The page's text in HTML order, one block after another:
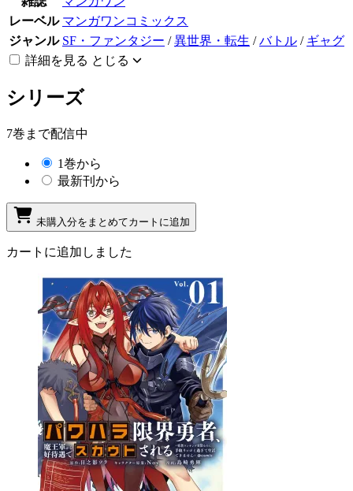
レーベル マンガワンコミックス
ジャンル SF・ファンタジー /異世界・転生 /バトル / ギャグ
詳細を見る とじる
シリーズ
7巻まで配信中
1巻から
最新刊から
未購入分をまとめてカートに追加
カートに追加しました